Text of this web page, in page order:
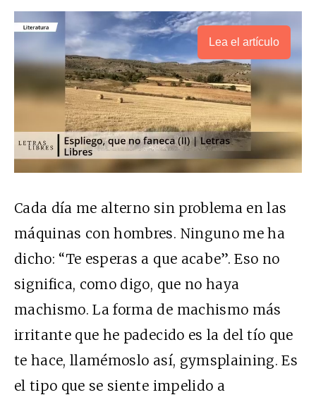
Lea el artículo
Cada día me alterno sin problema en las
máquinas con hombres. Ninguno me ha
dicho: “Te esperas a que acabe”. Eso no
significa, como digo, que no haya
machismo. La forma de machismo más
irritante que he padecido es la del tío que
te hace, llamémoslo así, gymsplaining. Es
el tipo que se siente impelido a